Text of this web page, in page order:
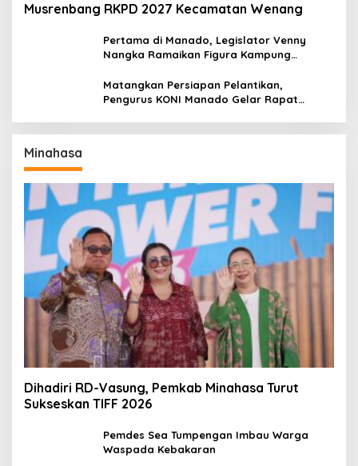
Musrenbang RKPD 2027 Kecamatan Wenang
Pertama di Manado, Legislator Venny
Nangka Ramaikan Figura Kampung
Matangkan Persiapan Pelantikan,
Pengurus KONI Manado Gelar Rapat
Minahasa
Dihadiri RD-Vasung, Pemkab Minahasa Turut
Sukseskan TIFF 2026
Pemdes Sea Tumpengan Imbau Warga
Waspada Kebakaran